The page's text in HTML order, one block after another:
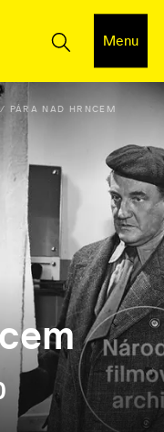
Menu
PÁRA NAD HRNCEM